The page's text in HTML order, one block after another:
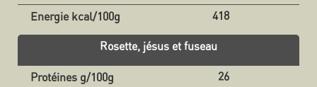
418
Rosette, jésus et fuseau
26